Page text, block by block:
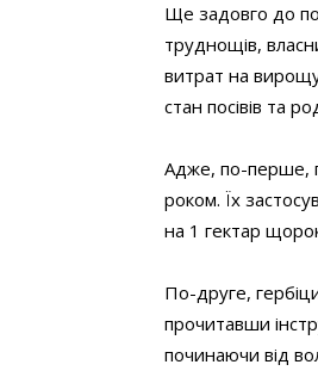
Ще задовго до
труднощів,
витрат на
стан посівів та
Адже, по-перше,
роком. Їх
на 1 гектар
По-друге,
прочитавши
починаючи від